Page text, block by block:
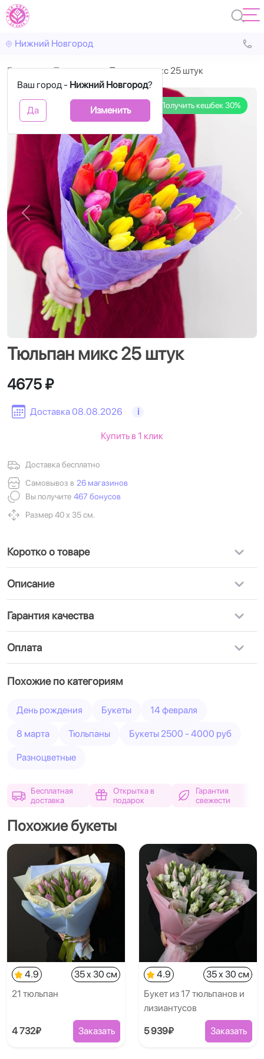
Нижний Новгород
Ваш город - Нижний Новгород?
Да Изменить
Главная Тюльпаны Тюльпан микс 25 штук
Получить кешбек 30%
Назад
Тюльпан микс 25 штук
Доставка 08.08.2026 i
4675 ₽
Доставка бесплатно
Самовывоз в 26 магазинов
Вы получите 467 бонусов
Размер 40 х 35 см.
Купить в 1 клик
Коротко о товаре
Описание
Гарантия качества
Оплата
Похожие по категориям
День рождения Букеты 14 февраля
8 марта Тюльпаны Букеты 2500 - 4000 руб
Разноцветные
Бесплатная
доставка
Открытка в
подарок
Гарантия
свежести
Похожие букеты
4.9
35 x 30 см
21 тюльпан
4 732₽ Заказать
4.9
35 x 30 см
Букет из 17 тюльпанов и
лизиантусов
5 939₽ Заказать